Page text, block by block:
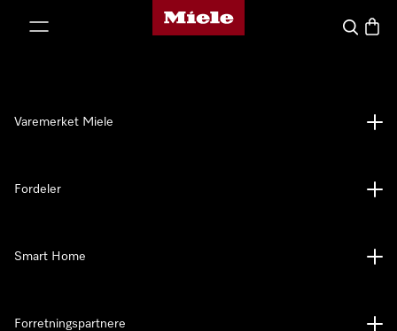
Mieles hjemmeside
Søk
Varemerket Miele
Fordeler
Smart Home
Forretningspartnere